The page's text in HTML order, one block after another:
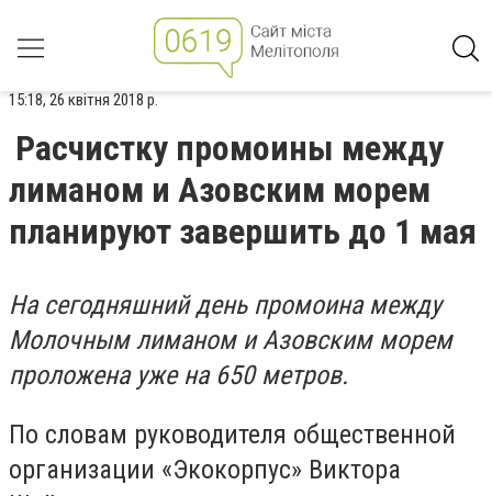
15:18, 26 квітня 2018 р.
Расчистку промоины между
лиманом и Азовским морем
планируют завершить до 1 мая
На сегодняшний день промоина между
Молочным лиманом и Азовским морем
проложена уже на 650 метров.
По словам руководителя общественной
организации «Экокорпус» Виктора